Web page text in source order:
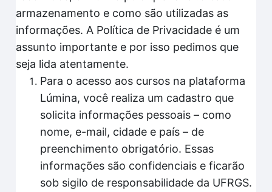
armazenamento e como são utilizadas as
informações. A Política de Privacidade é um
assunto importante e por isso pedimos que
seja lida atentamente.
Para o acesso aos cursos na plataforma
Lúmina, você realiza um cadastro que
solicita informações pessoais – como
nome, e-mail, cidade e país – de
preenchimento obrigatório. Essas
informações são confidenciais e ficarão
sob sigilo de responsabilidade da UFRGS.